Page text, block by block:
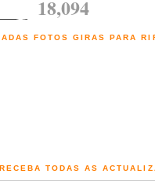
18,094
FOTOS GIRAS PARA
TODAS AS